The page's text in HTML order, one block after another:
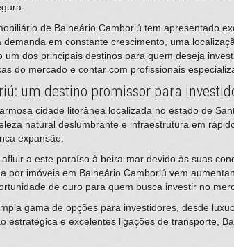
de Balneário Camboriú tem apresentado
demanda em constante crescimento, uma
um dos principais destinos para quem deseja
do mercado e contar com profissionais
um destino promissor para
cidade litorânea localizada no estado de
natural deslumbrante e infraestrutura em
expansão.
a este paraíso à beira-mar devido às suas
por imóveis em Balneário Camboriú vem
de ouro para quem busca investir no
gama de opções para investidores, desde
estratégica e excelentes ligações de transporte,